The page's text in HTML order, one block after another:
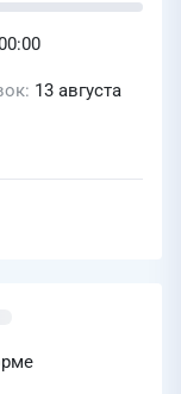
13 августа